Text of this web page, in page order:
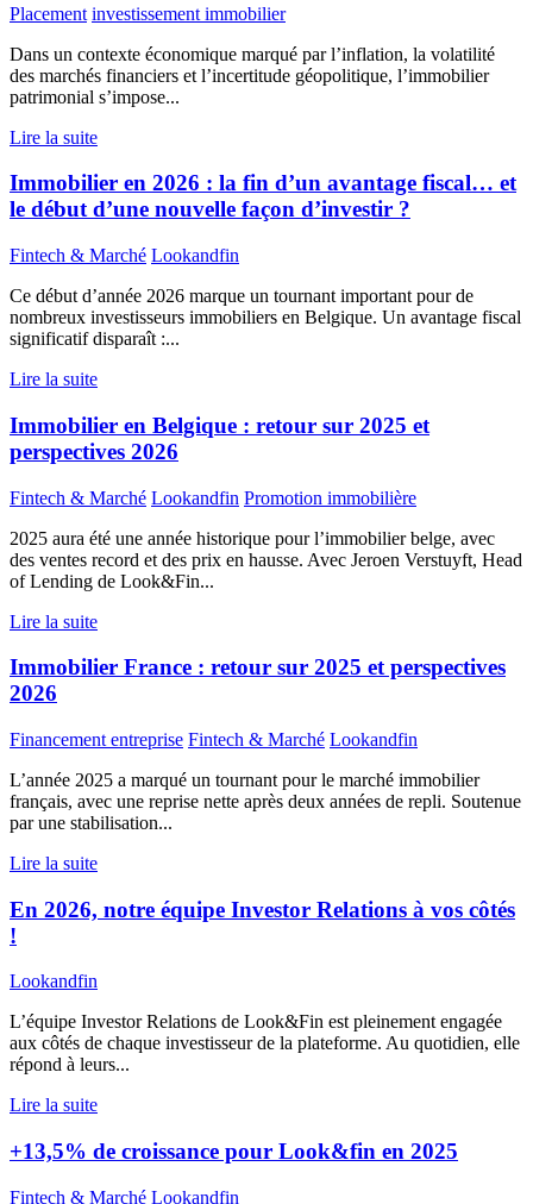
Placement investissement immobilier
Dans un contexte économique marqué par l’inflation, la volatilité
des marchés financiers et l’incertitude géopolitique, l’immobilier
patrimonial s’impose...
Lire la suite
Immobilier en 2026 : la fin d’un avantage fiscal… et
le début d’une nouvelle façon d’investir ?
Fintech & Marché Lookandfin
Ce début d’année 2026 marque un tournant important pour de
nombreux investisseurs immobiliers en Belgique. Un avantage fiscal
significatif disparaît :...
Lire la suite
Immobilier en Belgique : retour sur 2025 et
perspectives 2026
Fintech & Marché Lookandfin Promotion immobilière
2025 aura été une année historique pour l’immobilier belge, avec
des ventes record et des prix en hausse. Avec Jeroen Verstuyft, Head
of Lending de Look&Fin...
Lire la suite
Immobilier France : retour sur 2025 et perspectives
2026
Financement entreprise Fintech & Marché Lookandfin
L’année 2025 a marqué un tournant pour le marché immobilier
français, avec une reprise nette après deux années de repli. Soutenue
par une stabilisation...
Lire la suite
En 2026, notre équipe Investor Relations à vos côtés
!
Lookandfin
L’équipe Investor Relations de Look&Fin est pleinement engagée
aux côtés de chaque investisseur de la plateforme. Au quotidien, elle
répond à leurs...
Lire la suite
+13,5% de croissance pour Look&fin en 2025
Fintech & Marché Lookandfin